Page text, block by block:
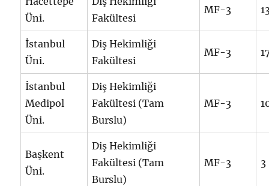
Üni.
Fakültesi
MF-3
İstanbul
Üni.
Diş Hekimliği
Fakültesi
MF-3
İstanbul
Medipol
Üni.
Diş Hekimliği
Fakültesi (Tam
Burslu)
MF-3
Başkent
Üni.
Diş Hekimliği
Fakültesi (Tam
Burslu)
MF-3 3